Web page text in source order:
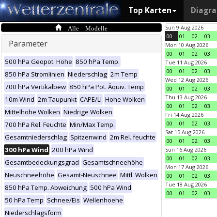
Top Karten
Alle Modelle
Parameter
500 hPa Geopot. Höhe 850 hPa Temp.
850 hPa Stromlinien Niederschlag 2m Temp
700 hPa Vertikalbew 850 hPa Pot. Äquiv. Temp
10m Wind 2m Taupunkt CAPE/LI Hohe Wolken
Mittelhohe Wolken Niedrige Wolken
700 hPa Rel. Feuchte Min/Max Temp.
Gesamtniederschlag Spitzenwind 2m Rel. feuchte
300 hPa Wind 200 hPa Wind
Gesamtbedeckungsgrad Gesamtschneehöhe
Neuschneehöhe Gesamt-Neuschnee Mittl. Wolken
850 hPa Temp. Abweichung 500 hPa Wind
50 hPa Temp Schnee/Eis Wellenhoehe
Niederschlagsform
Sun 9 Aug 2026
00
01 02
03
Mon 10 Aug 2026
00
01 02
03
Tue 11 Aug 2026
00
01 02
03
Wed 12 Aug 2026
00
01 02
03
Thu 13 Aug 2026
00
01 02
03
Fri 14 Aug 2026
00
01 02
03
Sat 15 Aug 2026
00
01 02
03
Sun 16 Aug 2026
00
01 02
03
Mon 17 Aug 2026
00
01 02
03
Tue 18 Aug 2026
00
01 02 03